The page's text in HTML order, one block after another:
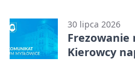
30 lipca 2026
Frezowanie
Kierowcy